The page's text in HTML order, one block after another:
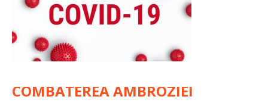
COMBATEREA AMBROZIEI